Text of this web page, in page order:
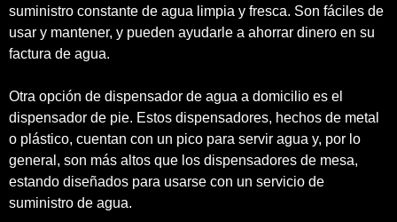
suministro constante de agua limpia y fresca. Son fáciles de
usar y mantener, y pueden ayudarle a ahorrar dinero en su
factura de agua.
Otra opción de dispensador de agua a domicilio es el
dispensador de pie. Estos dispensadores, hechos de metal
o plástico, cuentan con un pico para servir agua y, por lo
general, son más altos que los dispensadores de mesa,
estando diseñados para usarse con un servicio de
suministro de agua.